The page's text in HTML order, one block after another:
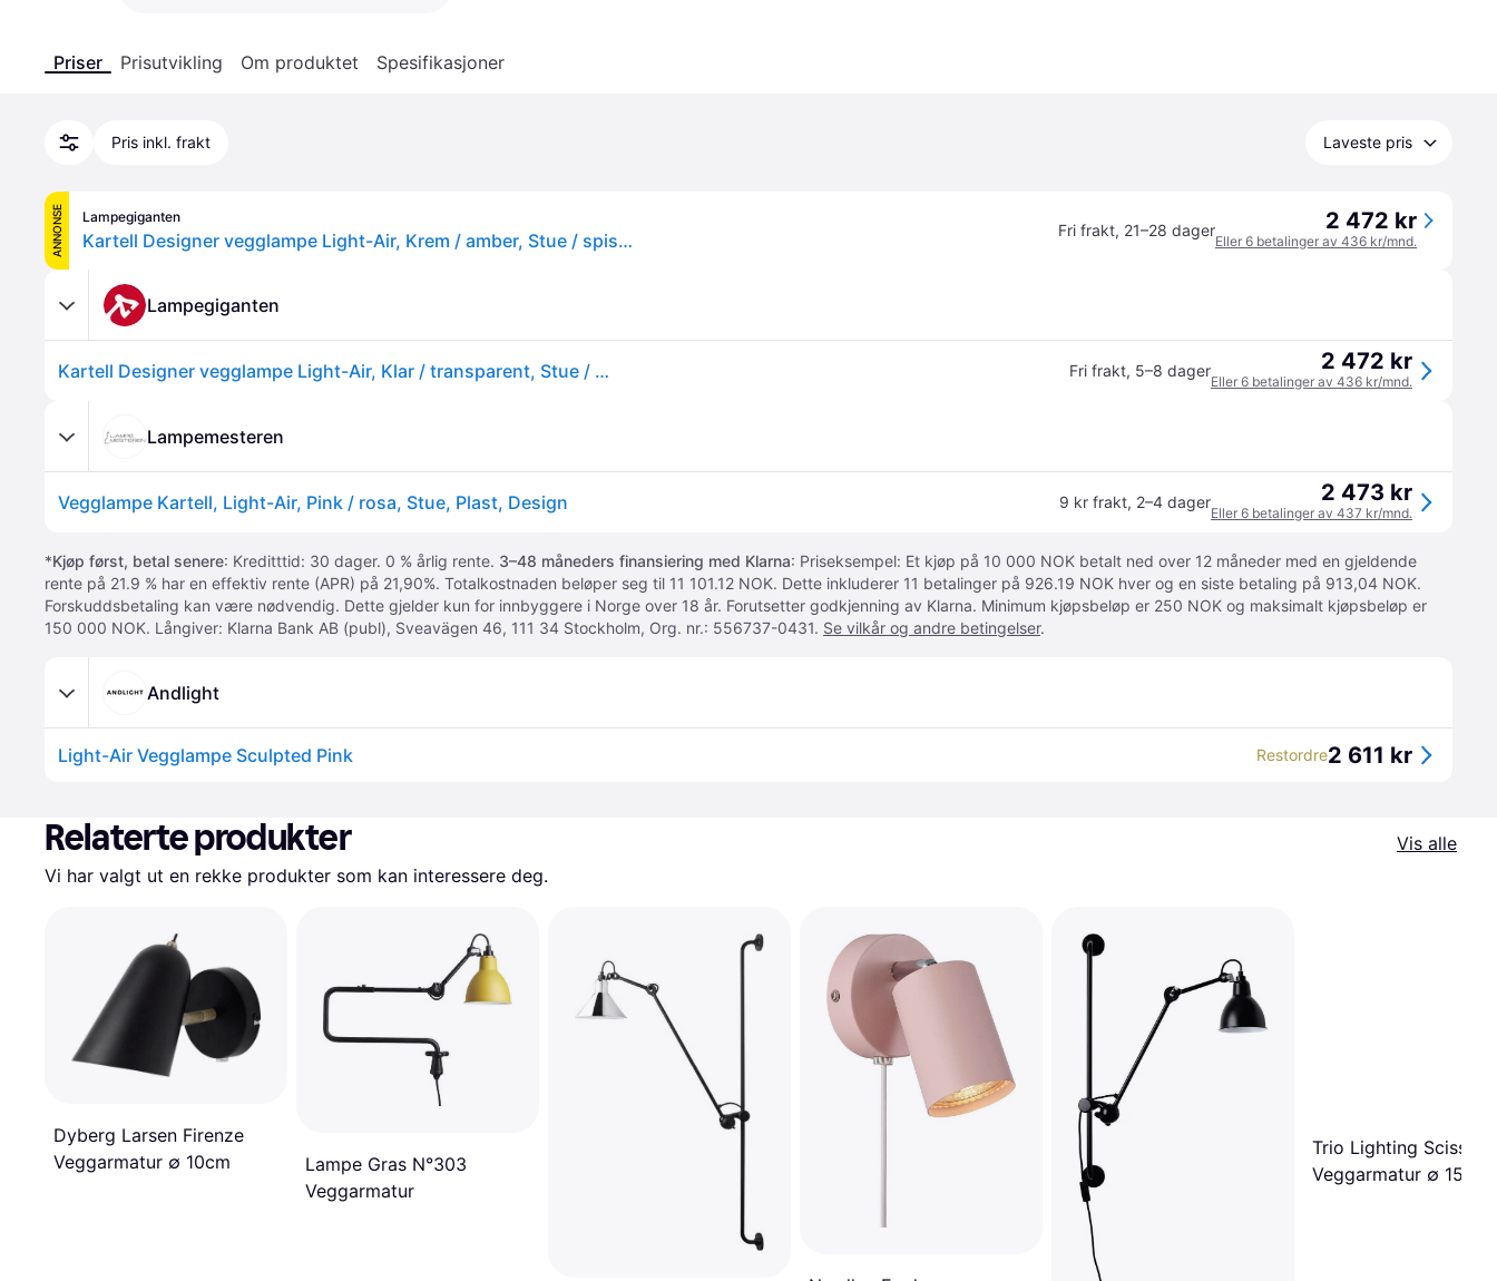
Priser Prisutvikling Om produktet Spesifikasjoner
Pris inkl. frakt Laveste pris
ANNONSE Lampegiganten
Kartell Designer vegglampe Light-Air, Krem / amber, Stue / spisestue, Kunststoff, Design Fri frakt, 21–28 dager 2 472 kr
Eller 6 betalinger av 436 kr/mnd.
Lampegiganten
Kartell Designer vegglampe Light-Air, Klar / transparent, Stue / spisestue, Kunststoff, Design Fri frakt, 5–8 dager 2 472 kr
Eller 6 betalinger av 436 kr/mnd.
Lampemesteren
Vegglampe Kartell, Light-Air, Pink / rosa, Stue, Plast, Design 9 kr frakt, 2–4 dager 2 473 kr
Eller 6 betalinger av 437 kr/mnd.
*Kjøp først, betal senere: Kreditttid: 30 dager. 0 % årlig rente. 3–48 måneders finansiering med Klarna: Priseksempel: Et kjøp på 10 000 NOK betalt ned over 12 måneder med en gjeldende
rente på 21.9 % har en effektiv rente (APR) på 21,90%. Totalkostnaden beløper seg til 11 101.12 NOK. Dette inkluderer 11 betalinger på 926.19 NOK hver og en siste betaling på 913,04 NOK.
Forskuddsbetaling kan være nødvendig. Dette gjelder kun for innbyggere i Norge over 18 år. Forutsetter godkjenning av Klarna. Minimum kjøpsbeløp er 250 NOK og maksimalt kjøpsbeløp er
150 000 NOK. Långiver: Klarna Bank AB (publ), Sveavägen 46, 111 34 Stockholm, Org. nr.: 556737-0431. Se vilkår og andre betingelser.
Andlight
Light-Air Vegglampe Sculpted Pink Restordre2 611 kr
Relaterte produkter
Vis alle
Vi har valgt ut en rekke produkter som kan interessere deg.
Dyberg Larsen Firenze
Veggarmatur ∅ 10cm
Lampe Gras N°303
Veggarmatur
Trio Lighting Scissor
Veggarmatur ∅ 15cm